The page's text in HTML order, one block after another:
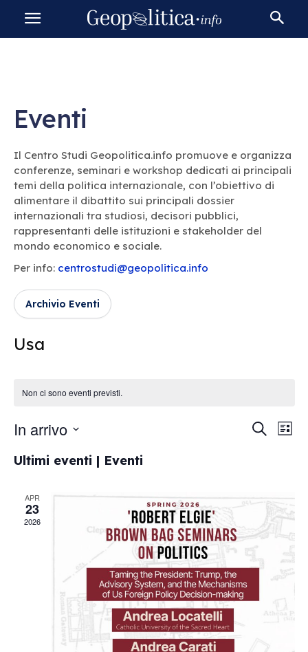
Eventi
Il Centro Studi Geopolitica.info promuove e organizza
conferenze, seminari e workshop dedicati ai principali
temi della politica internazionale, con l’obiettivo di
alimentare il dibattito sui principali dossier
internazionali tra studiosi, decisori pubblici,
rappresentanti delle istituzioni e stakeholder del
mondo economico e sociale.
Per info: centrostudi@geopolitica.info
Archivio Eventi
Usa
Non ci sono eventi previsti.
Eventi
viste
CercaLista
In arrivo
la
Ultimi eventi | Eventi
APR
23
2026